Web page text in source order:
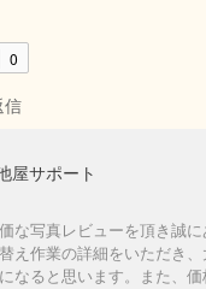
0
信
屋サポート
な写真レビューを頂き誠
え作業の詳細をいただき、
なると思います。また、